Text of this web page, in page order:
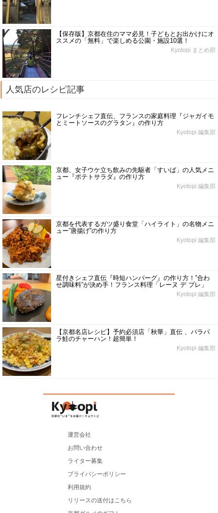
【保存版】京都在住のママ必見！子どもとお出かけにオ
ススメの「無料」で楽しめる公園・施設10選！
Kyotopi まとめ部
人気店のレシピ記事
フレンチシェフ直伝、フランスの家庭料理『ジャガイモ
とミートソースのグラタン』の作り方
Kyotopi 編集部
京都、女子ウケ立ち飲みの先駆者「すいば」の人気メニ
ュー『ポテトサラダ』の作り方
Kyotopi 編集部
京都を代表するガツ盛り食堂「ハイライト」の名物メニ
ュー”唐揚げ”の作り方
Kyotopi 編集部
星付きシェフ直伝『時短ハンバーグ』の作り方！”合わ
せ調味料”が決め手！フランス料理「レーヌ デ プレ」
Kyotopi 編集部
【京都名店レシピ】予約必須店「秋華」直伝 、パラパ
ラ鮭のチャーハン！超簡単！
Kyotopi 編集部
運営会社
お問い合わせ
ライター募集
プライバシーポリシー
利用規約
リリースの送付はこちら